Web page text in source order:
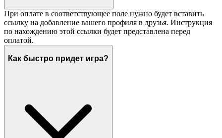
При оплате в соответствующее поле нужно будет вставить
ссылку на добавление вашего профиля в друзья. Инструкция
по нахождению этой ссылки будет представлена перед
оплатой.
Как быстро придет игра?